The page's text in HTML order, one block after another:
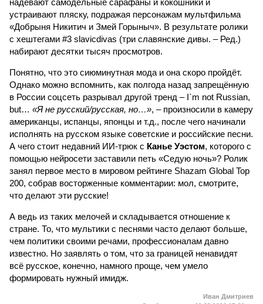
Героини мультика «Три богатыря» (фото: rutube.ru/Честно про Зарядку)
В англоязычном «Тик Токе» новый хит. Американки
надевают самодельные сарафаны и кокошники и
«Добрыня Никитич и Змей Горыныч». В результате ролики
с хештегами #3 slavicdivas (три славянские дивы. – Ред.)
набирают десятки тысяч просмотров.
Понятно, что это сиюминутная мода и она скоро пройдёт.
Однако можно вспомнить, как полгода назад запрещённую
в России соцсеть разрывал другой тренд – I`m not Russian,
but…«Я не русский/русская, но…», – произносили в камеру
американцы, испанцы, японцы и т.д., после чего начинали
исполнять на русском языке советские и российские песни.
А чего стоит недавний ИИ-трюк с
занял первое место в мировом рейтинге Shazam Global Top
200, собрав восторженные комментарии: мол, смотрите,
что делают эти русские!
А ведь из таких мелочей и складывается отношение к
стране. То, что мультики с песнями часто делают больше,